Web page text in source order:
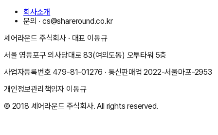
회사소개
문의 ·cs@shareround.co.kr
셰어라운드 주식회사 · 대표 이동규
서울 영등포구 의사당대로 83(여의도동) 오투타워 5층
사업자등록번호 479-81-01276 · 통신판매업2022-서울마포-2953
개인정보관리책임자 이동규
© 2018 셰어라운드 주식회사. All rights reserved.